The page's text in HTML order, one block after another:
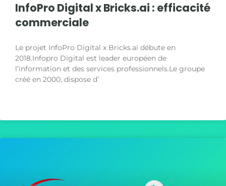
InfoPro Digital x Bricks.ai : efficacité
commerciale
Le projet InfoPro Digital x Bricks.ai débute en
2018.Infopro Digital est leader européen de
l’information et des services professionnels.Le groupe
créé en 2000, dispose d’